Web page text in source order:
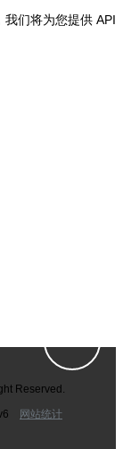
们将为您提供 API
Reserved.
网站统计